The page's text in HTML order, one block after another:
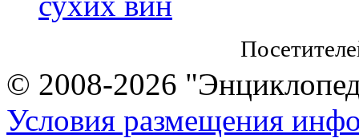
© 2008-2026
Условия размещения